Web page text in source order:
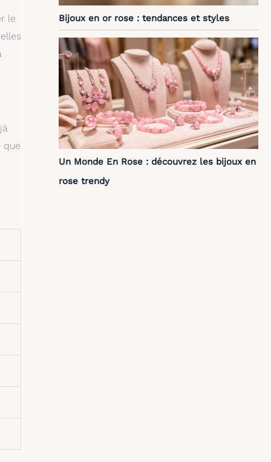
le
que
Bijoux en or rose : tendances et styles
Un Monde En Rose : découvrez les bijoux en
rose trendy